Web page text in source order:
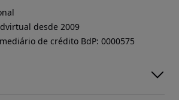
desde 2009
de crédito BdP: 0000575